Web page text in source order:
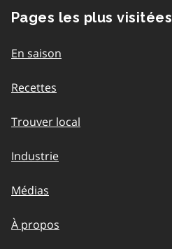
Pages les plus visitées
En saison
Recettes
Trouver local
Industrie
Médias
À propos